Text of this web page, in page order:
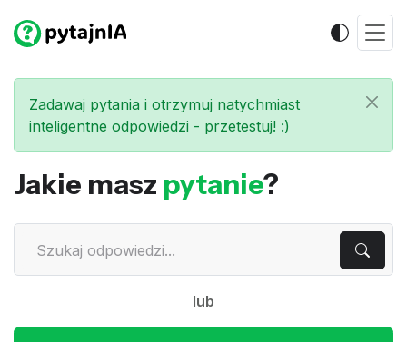
Zadawaj pytania i otrzymuj natychmiast
inteligentne odpowiedzi - przetestuj! :)
Jakie masz pytanie?
lub